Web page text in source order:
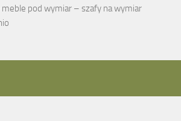
pod wymiar – szafy na wymiar